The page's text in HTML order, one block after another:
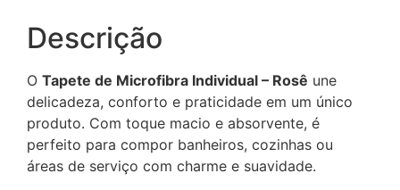
Descrição
O Tapete de Microfibra Individual – Rosê une
delicadeza, conforto e praticidade em um único
produto. Com toque macio e absorvente, é
perfeito para compor banheiros, cozinhas ou
áreas de serviço com charme e suavidade.